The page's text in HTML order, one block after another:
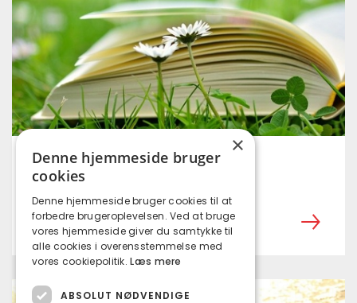
Udgiv din egen bog
‎ ㅤ
×
Denne hjemmeside bruger
cookies
Denne hjemmeside bruger cookies til at
forbedre brugeroplevelsen. Ved at bruge
vores hjemmeside giver du samtykke til
alle cookies i overensstemmelse med
vores cookiepolitik.Læs mere
ABSOLUT NØDVENDIGE